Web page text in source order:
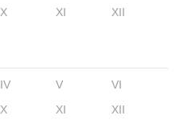
X XI XII
IV V
VI
X XI XII